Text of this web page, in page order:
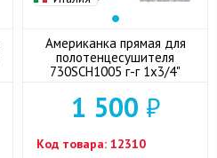
Американка прямая для
полотенцесушителя
730SCH1005 г-г 1x3/4"
1 500 ₽
Код товара: 12310